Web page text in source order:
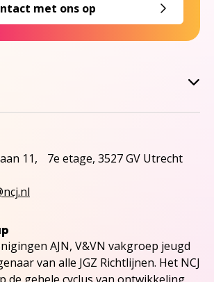
met ons op
11, 7e etage, 3527 GV Utrecht
AJN, V&VN vakgroep jeugd
van alle JGZ Richtlijnen. Het NCJ